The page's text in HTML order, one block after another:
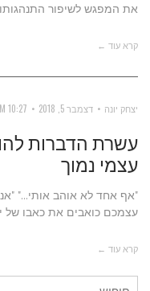
את המפגש לשיפור
קרא עוד ←
יצחק יונה דצמבר 5, 2018 10:27 PM
עשרת הדברות
עצמי נמוך
"אף אחד לא אוהב אותי..."
עצמכם כואבים את כאבו של
קרא עוד ←